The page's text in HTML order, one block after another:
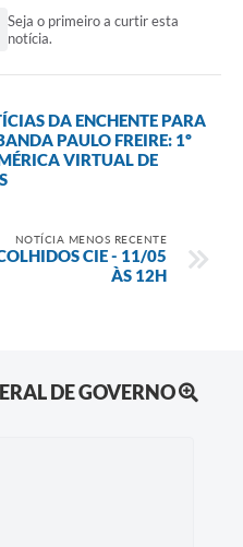
Seja o primeiro a curtir esta
notícia.
DA ENCHENTE PARA
PAULO FREIRE: 1º
VIRTUAL DE
NOTÍCIA MENOS RECENTE
CIE - 11/05
ÀS 12H
DE GOVERNO